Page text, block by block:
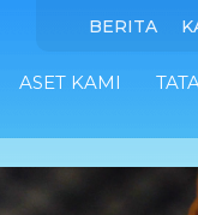
BERITA
ASET KAMI